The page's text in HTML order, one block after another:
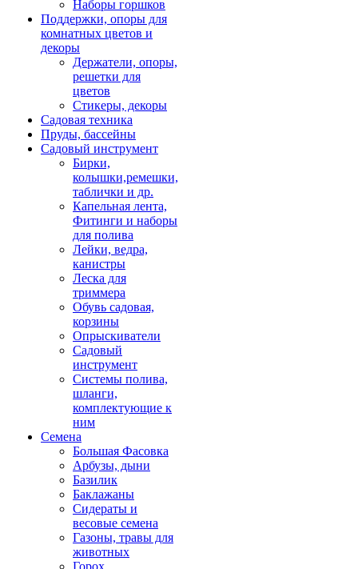
Наборы горшков
Поддержки, опоры для
комнатных цветов и
декоры
Держатели, опоры,
решетки для
цветов
Стикеры, декоры
Садовая техника
Пруды, бассейны
Садовый инструмент
Бирки,
колышки,ремешки,
таблички и др.
Капельная лента,
Фитинги и наборы
для полива
Лейки, ведра,
канистры
Леска для
триммера
Обувь садовая,
корзины
Опрыскиватели
Садовый
инструмент
Системы полива,
шланги,
комплектующие к
ним
Семена
Большая Фасовка
Арбузы, дыни
Базилик
Баклажаны
Сидераты и
весовые семена
Газоны, травы для
животных
Горох